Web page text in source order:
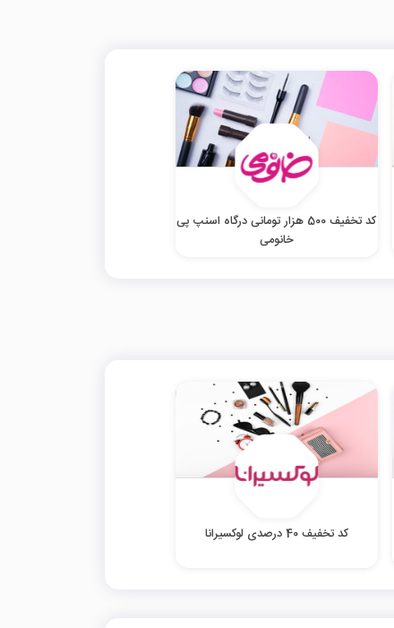
کد تخفیف 500 هزار تومانی درگاه اسنپ پی
خانومی
کد تخفیف 40 درصدی لوکسیرانا